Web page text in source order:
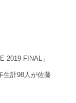
2019 FINAL」
生計98人が佐藤